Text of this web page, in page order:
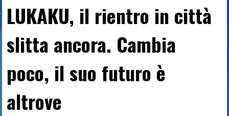
LUKAKU, il rientro in città
slitta ancora. Cambia
poco, il suo futuro è
altrove